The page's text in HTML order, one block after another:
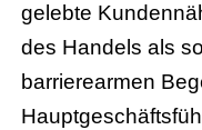
gelebte
des Handels als
barrierearmen